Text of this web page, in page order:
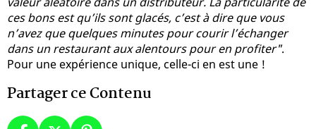
ces bons est qu’ils sont glacés, c’est à dire que vous
n’avez que quelques minutes pour courir l’échanger
dans un restaurant aux alentours pour en profiter".
Pour une expérience unique, celle-ci en est une !
Partager ce Contenu